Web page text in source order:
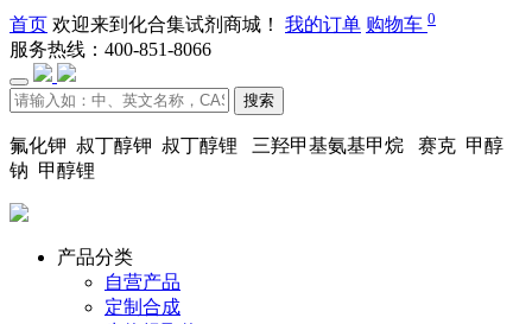
首页 欢迎来到化合集试剂商城！ 我的订单 购物车 0
服务热线：400-851-8066
搜索
氟化钾 叔丁醇钾 叔丁醇锂 三羟甲基氨基甲烷 赛克 甲醇
钠 甲醇锂
产品分类
自营产品
定制合成